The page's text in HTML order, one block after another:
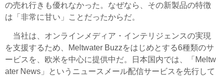
の売れ行きも優れなかった。なぜなら、その新製品の特徴
は「非常に甘い」ことだったからだ。
当社は、オンラインメディア・インテリジェンスの実現
を支援するため、Meltwater Buzzをはじめとする6種類のサ
ービスを、欧米を中心に提供中だ。日本国内では、「Meltw
ater News」というニュースメール配信サービスを先行して